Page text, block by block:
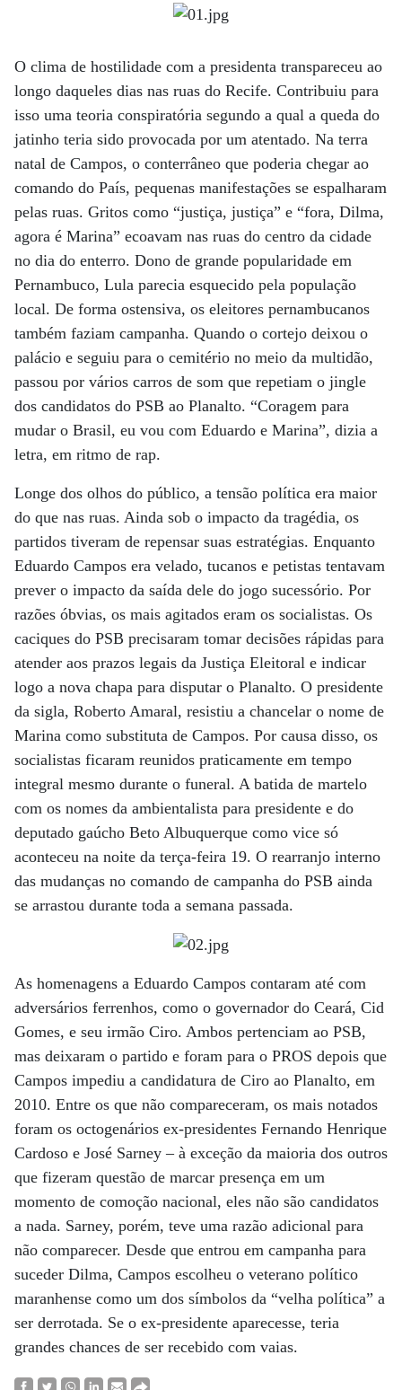
O clima de hostilidade com a presidenta transpareceu ao
longo daqueles dias nas ruas do Recife. Contribuiu para
isso uma teoria conspiratória segundo a qual a queda do
jatinho teria sido provocada por um atentado. Na terra
natal de Campos, o conterrâneo que poderia chegar ao
comando do País, pequenas manifestações se espalharam
pelas ruas. Gritos como “justiça, justiça” e “fora, Dilma,
agora é Marina” ecoavam nas ruas do centro da cidade
no dia do enterro. Dono de grande popularidade em
Pernambuco, Lula parecia esquecido pela população
local. De forma ostensiva, os eleitores pernambucanos
também faziam campanha. Quando o cortejo deixou o
palácio e seguiu para o cemitério no meio da multidão,
passou por vários carros de som que repetiam o jingle
dos candidatos do PSB ao Planalto. “Coragem para
mudar o Brasil, eu vou com Eduardo e Marina”, dizia a
letra, em ritmo de rap.
Longe dos olhos do público, a tensão política era maior
do que nas ruas. Ainda sob o impacto da tragédia, os
partidos tiveram de repensar suas estratégias. Enquanto
Eduardo Campos era velado, tucanos e petistas tentavam
prever o impacto da saída dele do jogo sucessório. Por
razões óbvias, os mais agitados eram os socialistas. Os
caciques do PSB precisaram tomar decisões rápidas para
atender aos prazos legais da Justiça Eleitoral e indicar
logo a nova chapa para disputar o Planalto. O presidente
da sigla, Roberto Amaral, resistiu a chancelar o nome de
Marina como substituta de Campos. Por causa disso, os
socialistas ficaram reunidos praticamente em tempo
integral mesmo durante o funeral. A batida de martelo
com os nomes da ambientalista para presidente e do
deputado gaúcho Beto Albuquerque como vice só
aconteceu na noite da terça-feira 19. O rearranjo interno
das mudanças no comando de campanha do PSB ainda
se arrastou durante toda a semana passada.
As homenagens a Eduardo Campos contaram até com
adversários ferrenhos, como o governador do Ceará, Cid
Gomes, e seu irmão Ciro. Ambos pertenciam ao PSB,
mas deixaram o partido e foram para o PROS depois que
Campos impediu a candidatura de Ciro ao Planalto, em
2010. Entre os que não compareceram, os mais notados
foram os octogenários ex-presidentes Fernando Henrique
Cardoso e José Sarney – à exceção da maioria dos outros
que fizeram questão de marcar presença em um
momento de comoção nacional, eles não são candidatos
a nada. Sarney, porém, teve uma razão adicional para
não comparecer. Desde que entrou em campanha para
suceder Dilma, Campos escolheu o veterano político
maranhense como um dos símbolos da “velha política” a
ser derrotada. Se o ex-presidente aparecesse, teria
grandes chances de ser recebido com vaias.